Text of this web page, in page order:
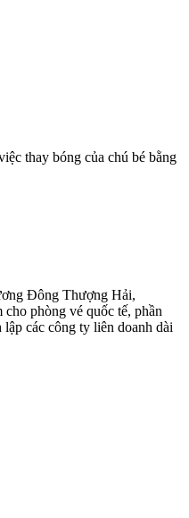
thay bóng của chú bé bằng
Đông Thượng Hải,
phòng vé quốc tế, phần
các công ty liên doanh dài